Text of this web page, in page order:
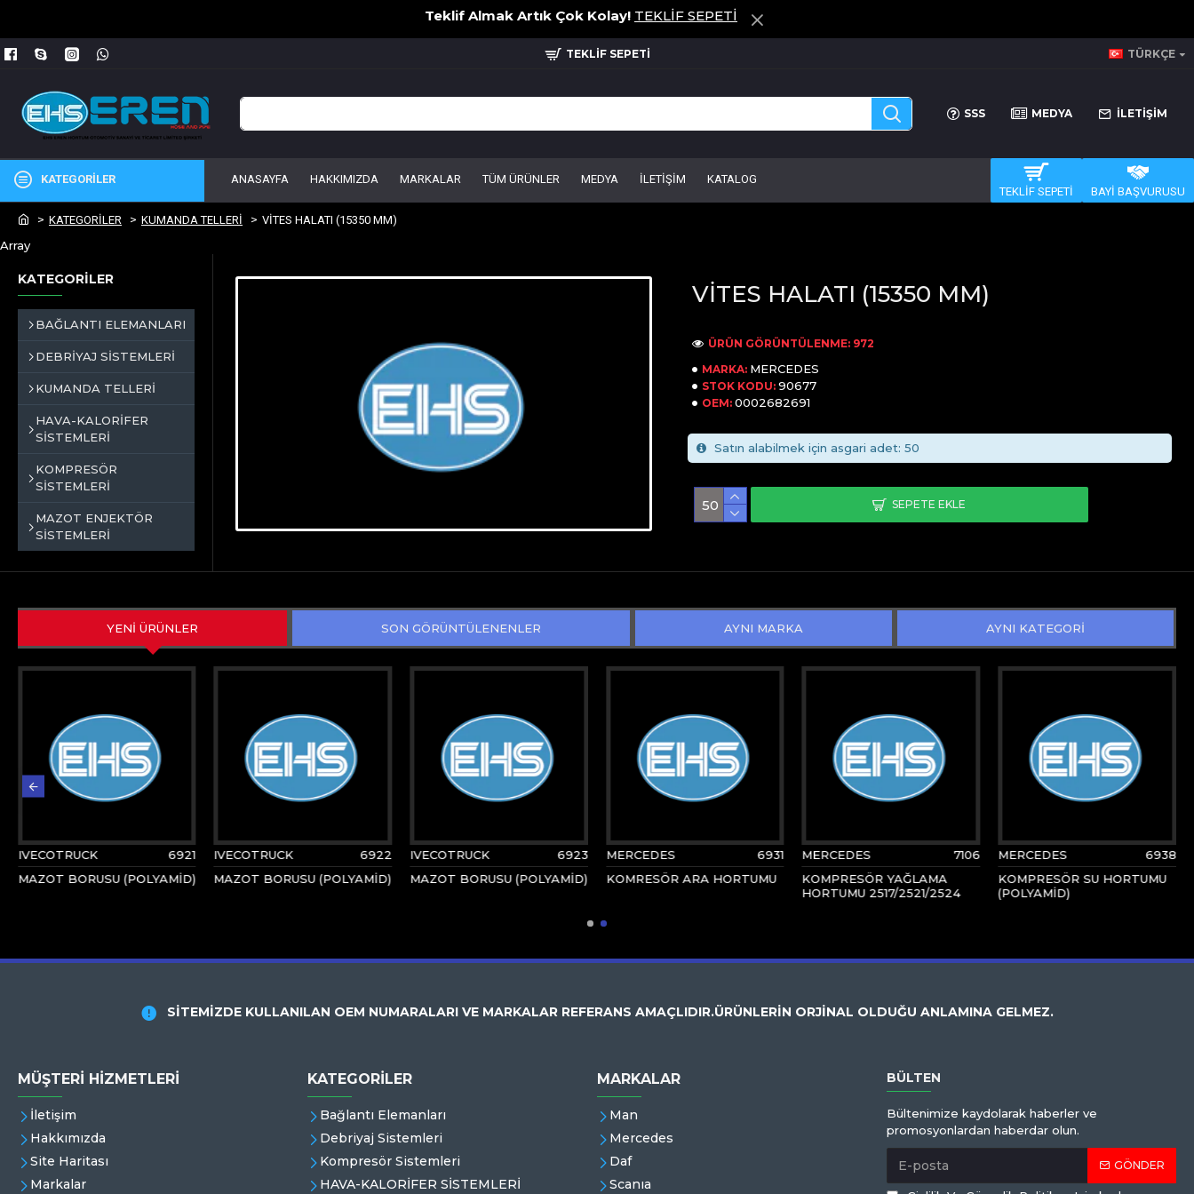
Teklif Almak Artık Çok Kolay! TEKLİF SEPETİ
TEKLİF SEPETİ TÜRKÇE
SSS MEDYA İLETİŞİM
KATEGORİLER ANASAYFA HAKKIMIZDA MARKALAR TÜM ÜRÜNLER MEDYA İLETİŞİM
KATALOG
TEKLİF SEPETİ
BAYİ BAŞVURUSU
KATEGORİLER KUMANDA TELLERİ VİTES HALATI (15350 MM)
Array
KATEGORİLER
BAĞLANTI ELEMANLARI
DEBRİYAJ SİSTEMLERİ
KUMANDA TELLERİ
HAVA-KALORİFER
SİSTEMLERİ
KOMPRESÖR
SİSTEMLERİ
MAZOT ENJEKTÖR
SİSTEMLERİ
VİTES HALATI (15350 MM)
MARKA: MERCEDES
STOK KODU: 90677
OEM: 0002682691
ÜRÜN GÖRÜNTÜLENME: 972
SEPETE EKLE
Satın alabilmek için asgari adet: 50
YENİ ÜRÜNLER SON GÖRÜNTÜLENENLER AYNI MARKA AYNI KATEGORİ
IVECOTRUCK
6921
MAZOT BORUSU (POLYAMİD)
IVECOTRUCK
6922
MAZOT BORUSU (POLYAMİD)
IVECOTRUCK
6923
MAZOT BORUSU (POLYAMİD)
MERCEDES
6931
KOMRESÖR ARA HORTUMU
MERCEDES
7106
KOMPRESÖR YAĞLAMA
HORTUMU 2517/2521/2524
MERCEDES
6938
KOMPRESÖR SU HORTUMU
(POLYAMİD)
SİTEMİZDE KULLANILAN OEM NUMARALARI VE MARKALAR REFERANS AMAÇLIDIR.ÜRÜNLERİN ORJİNAL OLDUĞU ANLAMINA GELMEZ.
MÜŞTERI HIZMETLERI
İletişim
Hakkımızda
Site Haritası
Markalar
KATEGORİLER
Bağlantı Elemanları
Debriyaj Sistemleri
Kompresör Sistemleri
HAVA-KALORİFER SİSTEMLERİ
MARKALAR
Man
Mercedes
Daf
Scanıa
BÜLTEN
Bültenimize kaydolarak haberler ve
promosyonlardan haberdar olun.
GÖNDER